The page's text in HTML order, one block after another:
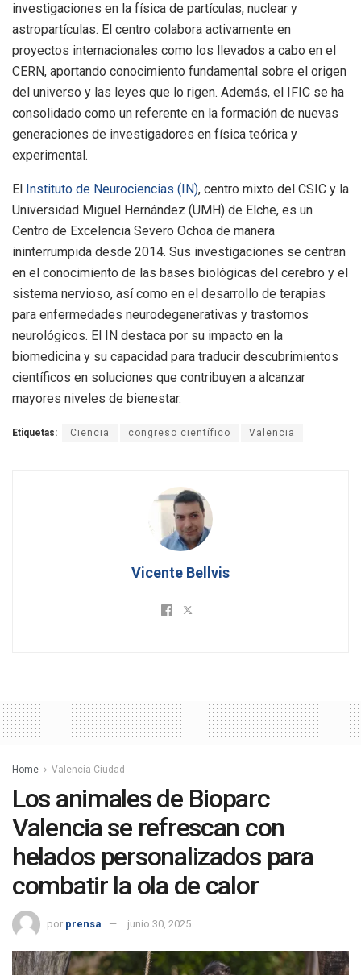
investigaciones en la física de partículas, nuclear y
astropartículas. El centro colabora activamente en
proyectos internacionales como los llevados a cabo en el
CERN, aportando conocimiento fundamental sobre el origen
del universo y las leyes que lo rigen. Además, el IFIC se ha
consolidado como un referente en la formación de nuevas
generaciones de investigadores en física teórica y
experimental.
El Instituto de Neurociencias (IN), centro mixto del CSIC y la
Universidad Miguel Hernández (UMH) de Elche, es un
Centro de Excelencia Severo Ochoa de manera
ininterrumpida desde 2014. Sus investigaciones se centran
en el conocimiento de las bases biológicas del cerebro y el
sistema nervioso, así como en el desarrollo de terapias
para enfermedades neurodegenerativas y trastornos
neurológicos. El IN destaca por su impacto en la
biomedicina y su capacidad para traducir descubrimientos
científicos en soluciones que contribuyen a alcanzar
mayores niveles de bienestar.
Etiquetas: Ciencia congreso científico Valencia
Vicente Bellvis
Home Valencia Ciudad
Los animales de Bioparc
Valencia se refrescan con
helados personalizados para
combatir la ola de calor
por prensa junio 30, 2025